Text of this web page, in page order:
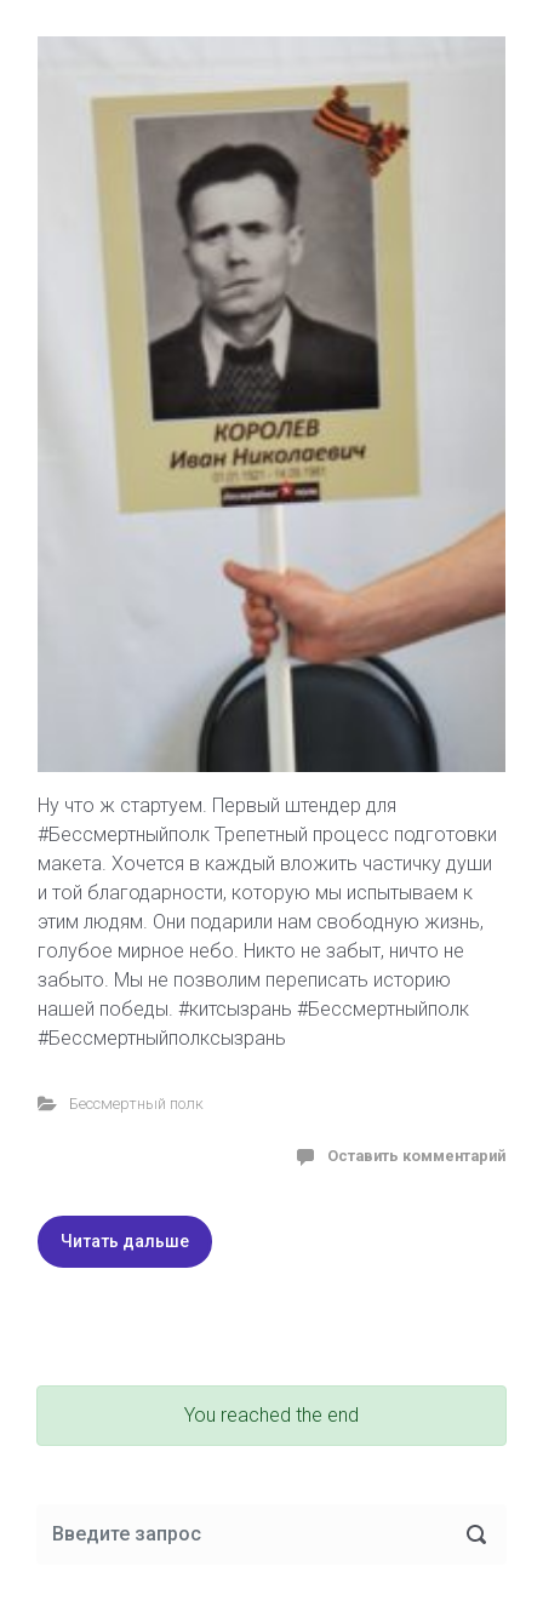
Ну что ж стартуем. Первый штендер для
#Бессмертныйполк Трепетный процесс подготовки
макета. Хочется в каждый вложить частичку души
и той благодарности, которую мы испытываем к
этим людям. Они подарили нам свободную жизнь,
голубое мирное небо. Никто не забыт, ничто не
забыто. Мы не позволим переписать историю
нашей победы. #китсызрань #Бессмертныйполк
#Бессмертныйполксызрань
Бессмертный полк
Оставить комментарий
Читать дальше
You reached the end